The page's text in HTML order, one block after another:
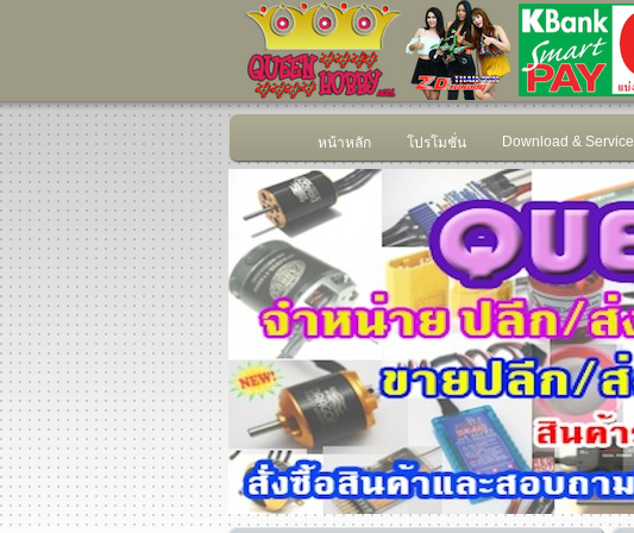
หน้าหลัก โปรโมชั่น Download & Service